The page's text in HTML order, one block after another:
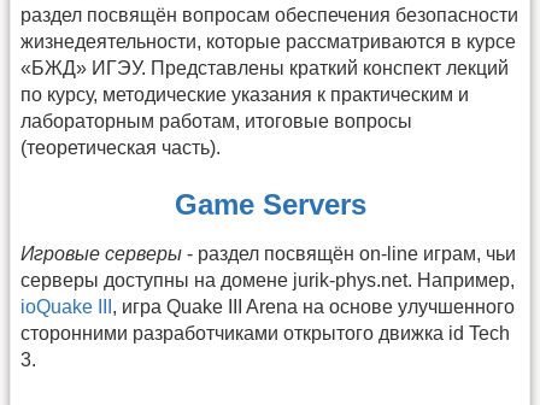
раздел посвящён вопросам обеспечения безопасности
жизнедеятельности, которые рассматриваются в курсе
«БЖД» ИГЭУ. Представлены краткий конспект лекций
по курсу, методические указания к практическим и
лабораторным работам, итоговые вопросы
(теоретическая часть).
Game Servers
Игровые серверы - раздел посвящён on-line играм, чьи
серверы доступны на домене jurik-phys.net. Например,
ioQuake III , игра Quake III Arena на основе улучшенного
сторонними разработчиками открытого движка id Tech
3.